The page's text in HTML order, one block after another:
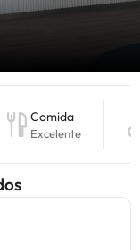
Comida
Excelente